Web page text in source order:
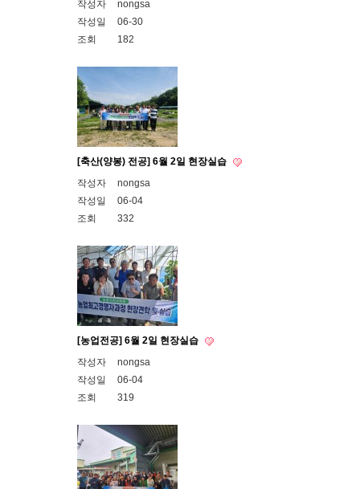
작성자
nongsa
작성일
06-30
조회
182
[축산(양봉) 전공] 6월 2일 현장실습
작성자
nongsa
작성일
06-04
조회
332
[농업전공] 6월 2일 현장실습
작성자
nongsa
작성일
06-04
조회
319